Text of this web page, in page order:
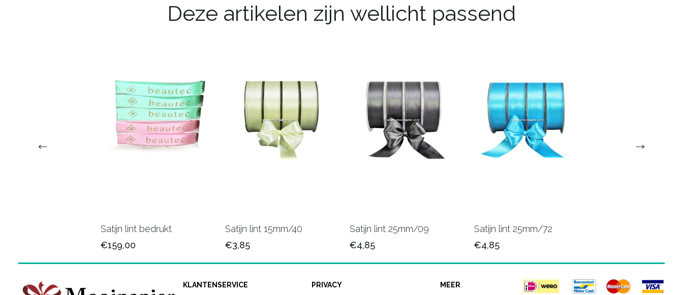
Deze artikelen zijn wellicht passend
Satijn lint bedrukt
€159,00
Satijn lint 15mm/40
€3,85
Satijn lint 25mm/09
€4,85
Satijn lint 25mm/72
€4,85
KLANTENSERVICE PRIVACY MEER